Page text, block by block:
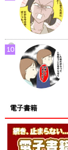
電子書籍